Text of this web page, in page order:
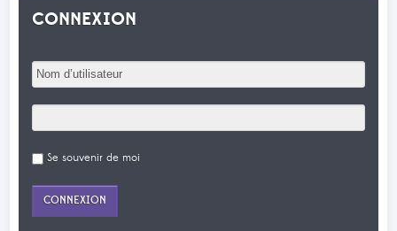
CONNEXION
Se souvenir de moi